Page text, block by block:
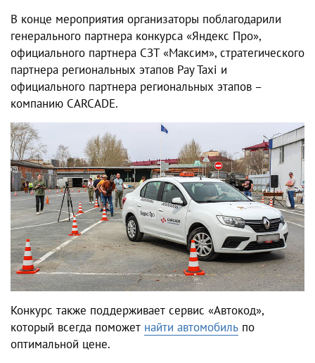
В конце мероприятия организаторы поблагодарили
генерального партнера конкурса «Яндекс Про»,
официального партнера СЗТ «Максим», стратегического
партнера региональных этапов Pay Taxi и
официального партнера региональных этапов –
компанию CARCADE.
Конкурс также поддерживает сервис «Автокод»,
который всегда поможет найти автомобиль по
оптимальной цене.